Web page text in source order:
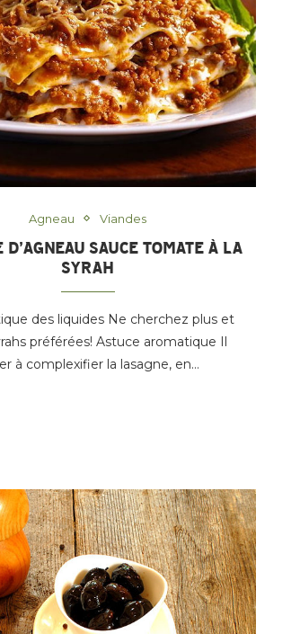
Agneau Viandes
D’AGNEAU SAUCE TOMATE À LA
SYRAH
des liquides Ne cherchez plus et
préférées! Astuce aromatique Il
à complexifier la lasagne, en…